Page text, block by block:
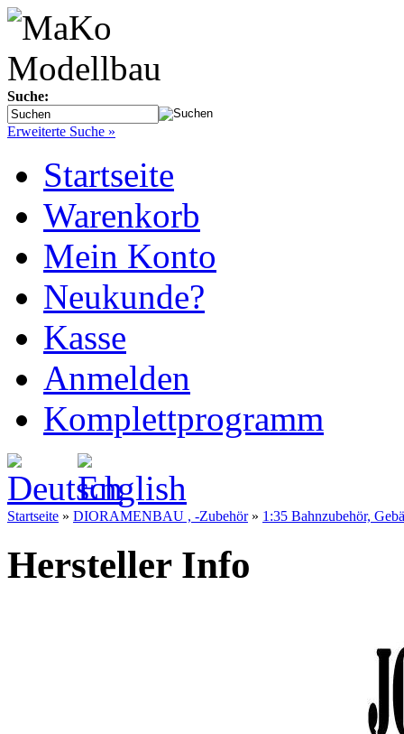
Suche:
Erweiterte Suche »
Startseite
Warenkorb
Mein Konto
Neukunde?
Kasse
Anmelden
Komplettprogramm
Startseite » DIORAMENBAU , -Zubehör» 1:35 Bahnzubehör,
Hersteller Info